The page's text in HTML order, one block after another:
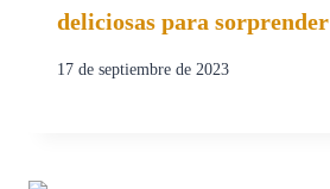
deliciosas para sorprender
17 de septiembre de 2023